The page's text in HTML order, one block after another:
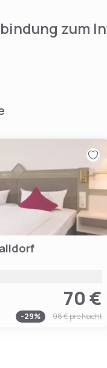
zum
70 €
-29% 98 €pro Nacht